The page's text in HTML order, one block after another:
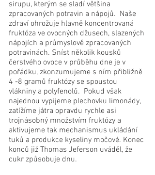
sirupu, kterým se sladí většina
zpracovaných potravin a nápojů.  Naše
zdraví ohrožuje hlavně koncentrovaná
fruktóza ve ovocných džusech, slazených
nápojích a průmyslově zpracovaných
potravinách. Sníst několik kousků
čerstvého ovoce v průběhu dne je v
pořádku, zkonzumujeme s ním přibližně
4 -8 gramů fruktózy se spoustou
vlákniny a polyfenolů.  Pokud však
najednou vypijeme plechovku limonády,
zatížíme játra opravdu rychle asi
trojnásobný množstvím fruktózy a
aktivujeme tak mechanismus ukládání
tuků a produkce kyseliny močové. Konec
konců již Thomas Jeferson uváděl, že
cukr způsobuje dnu.